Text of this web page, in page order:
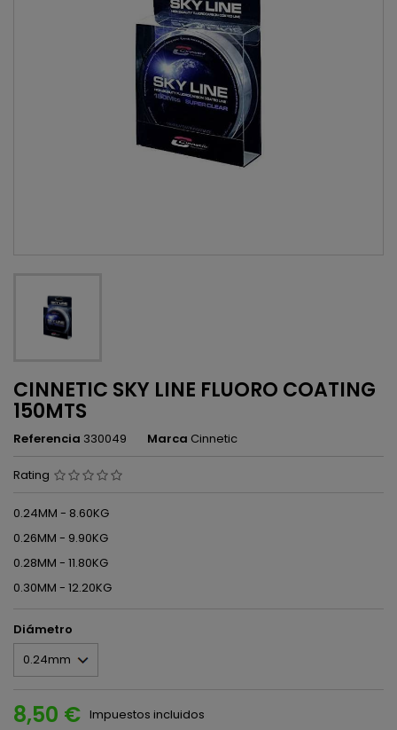
CINNETIC SKY LINE FLUORO COATING
150MTS
Referencia 330049 Marca Cinnetic
Rating
0.24MM - 8.60KG
0.26MM - 9.90KG
0.28MM - 11.80KG
0.30MM - 12.20KG
Diámetro
8,50 € Impuestos incluidos